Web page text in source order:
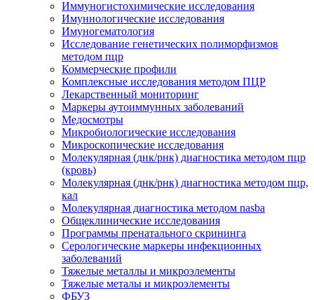
Иммуногистохимические исследования
Имуннологические исследования
Имуногематология
Исследование генетических полиморфизмов
методом пцр
Коммерческие профили
Комплексные исследования методом ПЦР
Лекарственный мониторинг
Маркеры аутоиммунных заболеваний
Медосмотры
Микробиологические исследования
Микроскопические исследования
Молекулярная (днк/рнк) диагностика методом пцр
(кровь)
Молекулярная (днк/рнк) диагностика методом пцр,
кал
Молекулярная диагностика методом nasba
Общеклинические исследования
Программы пренатального скрининга
Серологические маркеры инфекционных
заболеваний
Тяжелые металлы и микроэлементы
Тяжелые металы и микроэлементы
ФБУЗ